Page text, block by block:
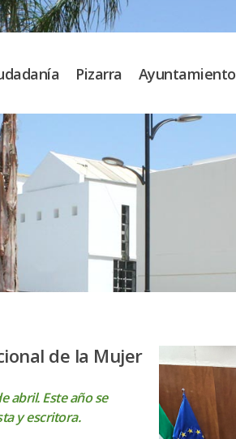
Ayuntamiento
Pizarra
de la Mujer
abril. Este año se
y escritora.